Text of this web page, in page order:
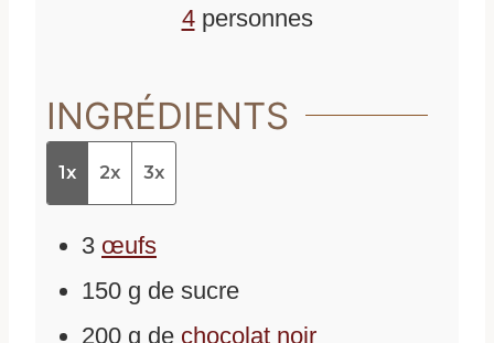
4 personnes
INGRÉDIENTS
1x 2x 3x
3 œufs
150 g de sucre
200 g de chocolat noir